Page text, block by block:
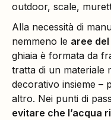
outdoor, scale,
Alla necessità di
nemmeno le aree
ghiaia è formata da
tratta di un materiale
decorativo insieme –
altro. Nei punti di
evitare che l’acqua